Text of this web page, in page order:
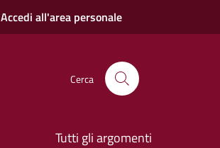
Accedi all'area personale
Cerca
Tutti gli argomenti